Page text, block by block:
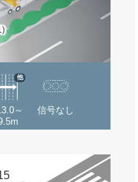
～
他
信号なし